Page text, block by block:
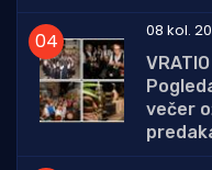
08 kol.
večer